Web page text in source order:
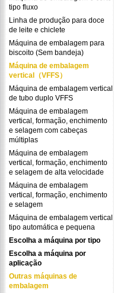
tipo fluxo
Linha de produção para doce
de leite e chiclete
Máquina de embalagem para
biscoito (Sem bandeja)
Máquina de embalagem
vertical（VFFS）
Máquina de embalagem vertical
de tubo duplo VFFS
Máquina de embalagem
vertical, formação, enchimento
e selagem com cabeças
múltiplas
Máquina de embalagem
vertical, formação, enchimento
e selagem de alta velocidade
Máquina de embalagem
vertical, formação, enchimento
e selagem
Máquina de embalagem vertical
tipo automática e pequena
Escolha a máquina por tipo
Escolha a máquina por
aplicação
Outras máquinas de
embalagem